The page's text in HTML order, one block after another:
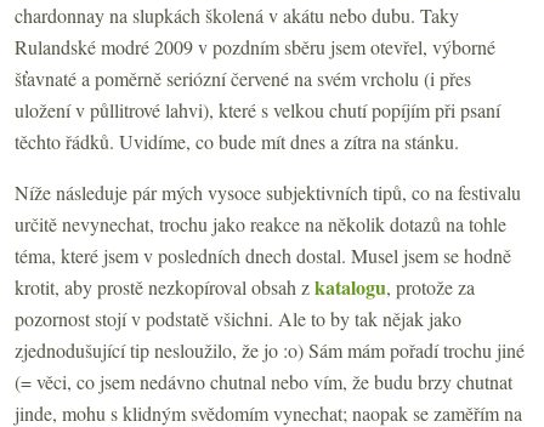
chardonnay na slupkách školená v akátu nebo dubu. Taky
Rulandské modré 2009 v pozdním sběru jsem otevřel, výborné
šťavnaté a poměrně seriózní červené na svém vrcholu (i přes
uložení v půllitrové lahvi), které s velkou chutí popíjím při psaní
těchto řádků. Uvidíme, co bude mít dnes a zítra na stánku.
Níže následuje pár mých vysoce subjektivních tipů, co na festivalu
určitě nevynechat, trochu jako reakce na několik dotazů na tohle
téma, které jsem v posledních dnech dostal. Musel jsem se hodně
krotit, aby prostě nezkopíroval obsah zkatalogu, protože za
pozornost stojí v podstatě všichni. Ale to by tak nějak jako
zjednodušující tip nesloužilo, že jo :o) Sám mám pořadí trochu jiné
(= věci, co jsem nedávno chutnal nebo vím, že budu brzy chutnat
jinde, mohu s klidným svědomím vynechat; naopak se zaměřím na